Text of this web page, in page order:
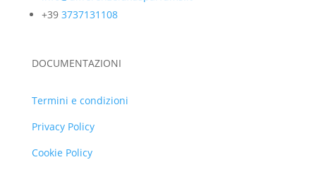
+39 3737131108
DOCUMENTAZIONI
Termini e condizioni
Privacy Policy
Cookie Policy